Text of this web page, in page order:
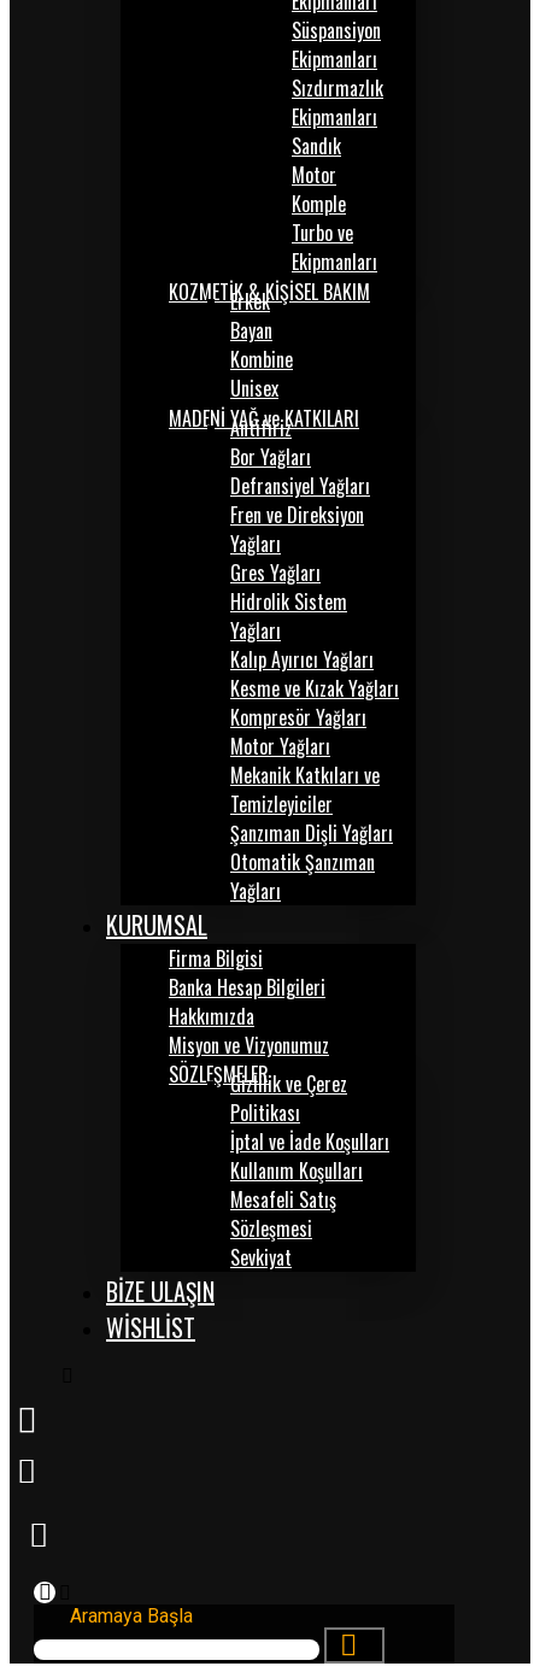
Süspansiyon
Ekipmanları
Sızdırmazlık
Ekipmanları
Sandık
Motor
Komple
Turbo ve
Ekipmanları
KOZMETİK & KİŞİSEL BAKIM
Erkek
Bayan
Kombine
Unisex
MADENİ YAĞ ve KATKILARI
Antifiriz
Bor Yağları
Defransiyel Yağları
Fren ve Direksiyon
Yağları
Gres Yağları
Hidrolik Sistem
Yağları
Kalıp Ayırıcı Yağları
Kesme ve Kızak Yağları
Kompresör Yağları
Motor Yağları
Mekanik Katkıları ve
Temizleyiciler
Şanzıman Dişli Yağları
Otomatik Şanzıman
Yağları
KURUMSAL
Firma Bilgisi
Banka Hesap Bilgileri
Hakkımızda
Misyon ve Vizyonumuz
SÖZLEŞMELERGizlilik ve Çerez
Politikası
İptal ve İade Koşulları
Kullanım Koşulları
Mesafeli Satış
Sözleşmesi
Sevkiyat
BİZE ULAŞIN
WISHLIST
Aramaya Başla